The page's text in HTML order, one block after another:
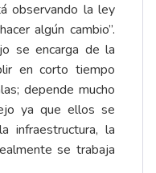
observando la ley
algún cambio”.
se encarga de la
en corto tiempo
depende mucho
ya que ellos se
infraestructura, la
se trabaja